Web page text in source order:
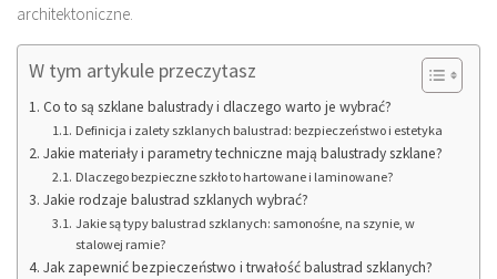
architektoniczne.
W tym artykule przeczytasz
Co to są szklane balustrady i dlaczego warto je wybrać?
Definicja i zalety szklanych balustrad: bezpieczeństwo i estetyka
Jakie materiały i parametry techniczne mają balustrady szklane?
Dlaczego bezpieczne szkło to hartowane i laminowane?
Jakie rodzaje balustrad szklanych wybrać?
Jakie są typy balustrad szklanych: samonośne, na szynie, w
stalowej ramie?
Jak zapewnić bezpieczeństwo i trwałość balustrad szklanych?